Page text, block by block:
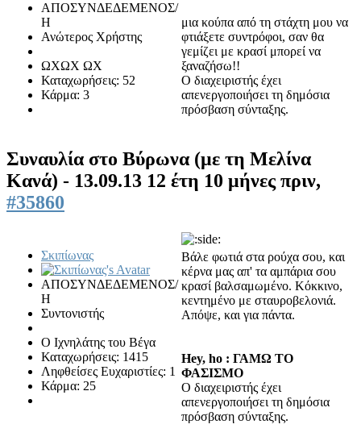
ΑΠΟΣΥΝΔΕΔΕΜΕΝΟΣ/
Η
Ανώτερος Χρήστης
ΩΧΩΧ ΩΧ
Καταχωρήσεις: 52
Κάρμα: 3
μια κούπα από τη στάχτη μου να
φτιάξετε συντρόφοι, σαν θα
γεμίζει με κρασί μπορεί να
ξαναζήσω!!
Ο διαχειριστής έχει
απενεργοποιήσει τη δημόσια
πρόσβαση σύνταξης.
Συναυλία στο Βύρωνα (με τη Μελίνα
Κανά) - 13.09.13 12 έτη 10 μήνες πριν,
#35860
Σκιπίωνας
ΑΠΟΣΥΝΔΕΔΕΜΕΝΟΣ/
Η
Συντονιστής
Ο Ιχνηλάτης του Βέγα
Καταχωρήσεις: 1415
Ληφθείσες Ευχαριστίες: 1
Κάρμα: 25
Βάλε φωτιά στα ρούχα σου, και
κέρνα μας απ' τα αμπάρια σου
κρασί βαλσαμωμένο. Κόκκινο,
κεντημένο με σταυροβελονιά.
Απόψε, και για πάντα.
Hey, ho : ΓΑΜΩ ΤΟ
ΦΑΣΙΣΜΟ
Ο διαχειριστής έχει
απενεργοποιήσει τη δημόσια
πρόσβαση σύνταξης.